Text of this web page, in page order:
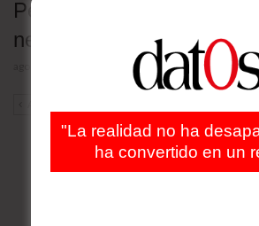
Petróleo cae tras anuncio
negociación con Irán
"La realidad no ha
ha convertido en un